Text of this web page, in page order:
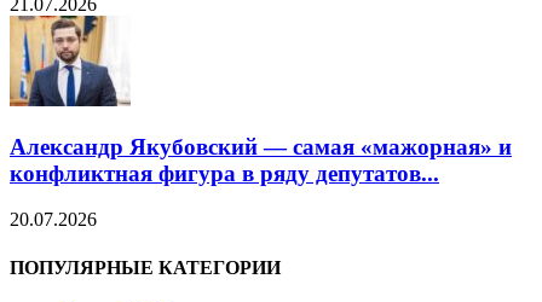
Александр Якубовский — самая «мажорная» и
конфликтная фигура в ряду депутатов...
20.07.2026
ПОПУЛЯРНЫЕ КАТЕГОРИИ